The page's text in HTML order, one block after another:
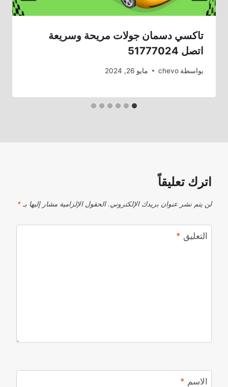
تاكسي دسمان جولات مريحة وسريعة
اتصل 51777024
بواسطة chevo مايو 26, 2024
اترك تعليقاً
لن يتم نشر عنوان بريدك الإلكتروني. الحقول الإلزامية مشار إليها بـ *
التعليق *
الاسم *